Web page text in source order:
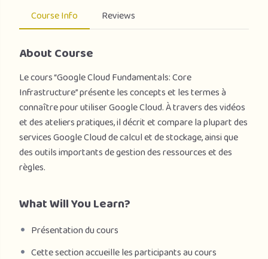
Course Info Reviews
About Course
Le cours “Google Cloud Fundamentals: Core
Infrastructure” présente les concepts et les termes à
connaître pour utiliser Google Cloud. À travers des vidéos
et des ateliers pratiques, il décrit et compare la plupart des
services Google Cloud de calcul et de stockage, ainsi que
des outils importants de gestion des ressources et des
règles.
What Will You Learn?
Présentation du cours
Cette section accueille les participants au cours